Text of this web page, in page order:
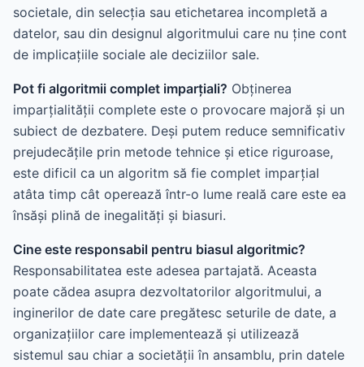
societale, din selecția sau etichetarea incompletă a
datelor, sau din designul algoritmului care nu ține cont
de implicațiile sociale ale deciziilor sale.
Pot fi algoritmii complet imparțiali? Obținerea
imparțialității complete este o provocare majoră și un
subiect de dezbatere. Deși putem reduce semnificativ
prejudecățile prin metode tehnice și etice riguroase,
este dificil ca un algoritm să fie complet imparțial
atâta timp cât operează într-o lume reală care este ea
însăși plină de inegalități și biasuri.
Cine este responsabil pentru biasul algoritmic?
Responsabilitatea este adesea partajată. Aceasta
poate cădea asupra dezvoltatorilor algoritmului, a
inginerilor de date care pregătesc seturile de date, a
organizațiilor care implementează și utilizează
sistemul sau chiar a societății în ansamblu, prin datele